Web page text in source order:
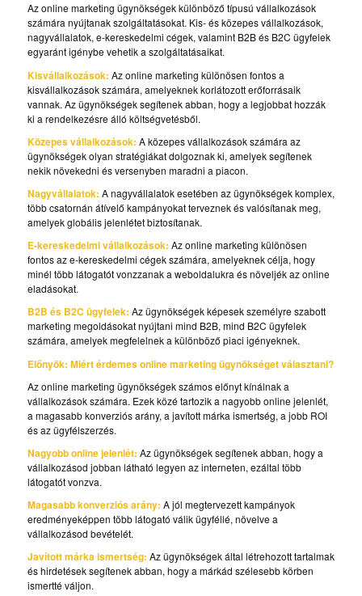
Az online marketing ügynökségek különböző típusú vállalkozások
számára nyújtanak szolgáltatásokat. Kis- és közepes vállalkozások,
nagyvállalatok, e-kereskedelmi cégek, valamint B2B és B2C ügyfelek
egyaránt igénybe vehetik a szolgáltatásaikat.
Kisvállalkozások: Az online marketing különösen fontos a
kisvállalkozások számára, amelyeknek korlátozott erőforrásaik
vannak. Az ügynökségek segítenek abban, hogy a legjobbat hozzák
ki a rendelkezésre álló költségvetésből.
Közepes vállalkozások: A közepes vállalkozások számára az
ügynökségek olyan stratégiákat dolgoznak ki, amelyek segítenek
nekik növekedni és versenyben maradni a piacon.
Nagyvállalatok: A nagyvállalatok esetében az ügynökségek komplex,
több csatornán átívelő kampányokat terveznek és valósítanak meg,
amelyek globális jelenlétet biztosítanak.
E-kereskedelmi vállalkozások: Az online marketing különösen
fontos az e-kereskedelmi cégek számára, amelyeknek célja, hogy
minél több látogatót vonzzanak a weboldalukra és növeljék az online
eladásokat.
B2B és B2C ügyfelek: Az ügynökségek képesek személyre szabott
marketing megoldásokat nyújtani mind B2B, mind B2C ügyfelek
számára, amelyek megfelelnek a különböző piaci igényeknek.
Előnyök: Miért érdemes online marketing ügynökséget választani?
Az online marketing ügynökségek számos előnyt kínálnak a
vállalkozások számára. Ezek közé tartozik a nagyobb online jelenlét,
a magasabb konverziós arány, a javított márka ismertség, a jobb ROI
és az ügyfélszerzés.
Nagyobb online jelenlét: Az ügynökségek segítenek abban, hogy a
vállalkozásod jobban látható legyen az interneten, ezáltal több
látogatót vonzva.
Magasabb konverziós arány: A jól megtervezett kampányok
eredményeképpen több látogató válik ügyféllé, növelve a
vállalkozásod bevételét.
Javított márka ismertség: Az ügynökségek által létrehozott tartalmak
és hirdetések segítenek abban, hogy a márkád szélesebb körben
ismertté váljon.